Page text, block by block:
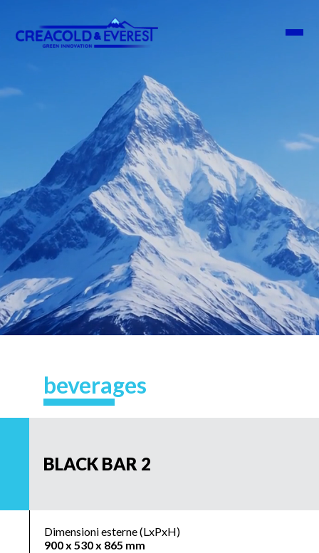
beverages
BLACK BAR 2
Dimensioni esterne (LxPxH)
900 x 530 x 865 mm